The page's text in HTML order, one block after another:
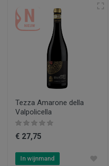
Tezza Amarone della
Valpolicella
€ 27,75
In wijnmand